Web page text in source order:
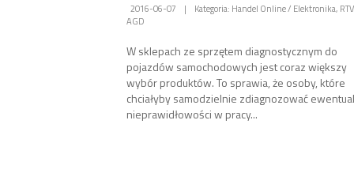
2016-06-07 |
Kategoria: Handel Online / Elektronika,
AGD
W sklepach ze sprzętem diagnostycznym do
pojazdów samochodowych jest coraz większy
wybór produktów. To sprawia, że osoby, które
chciałyby samodzielnie zdiagnozować
nieprawidłowości w pracy...